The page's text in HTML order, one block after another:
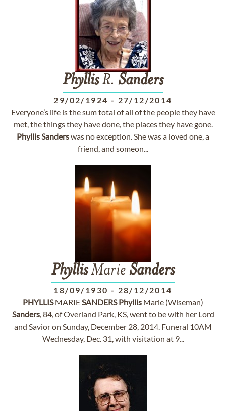
PhyllisR. Sanders
29/02/1924 - 27/12/2014
Everyone’s life is the sum total of all of the people they have
met, the things they have done, the places they have gone.
PhyllisSanderswas no exception. She was a loved one, a
friend, and someon...
PhyllisMarie Sanders
18/09/1930 - 28/12/2014
PHYLLISMARIESANDERS Phyllis Marie (Wiseman)
Sanders, 84, of Overland Park, KS, went to be with her Lord
and Savior on Sunday, December 28, 2014. Funeral 10AM
Wednesday, Dec. 31, with visitation at 9...